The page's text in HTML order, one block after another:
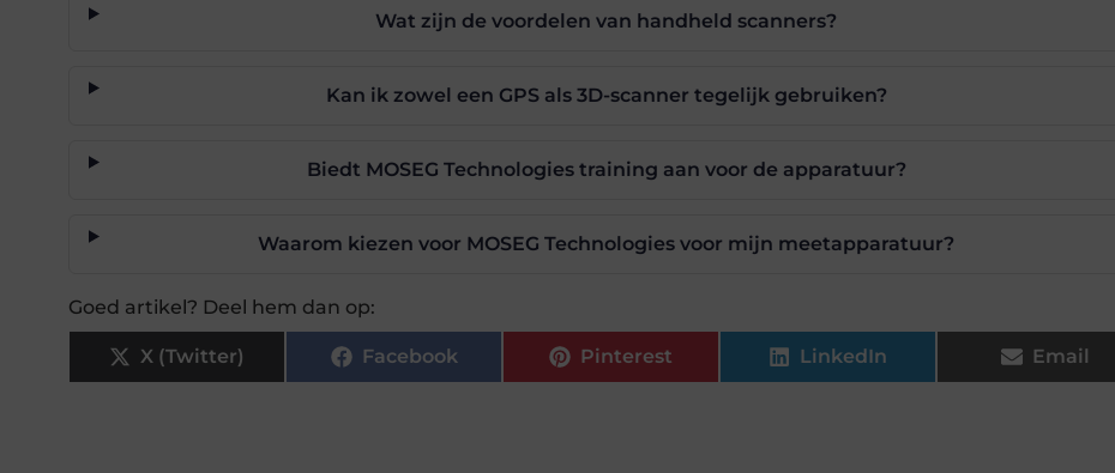
Wat zijn de voordelen van handheld scanners?
Kan ik zowel een GPS als 3D-scanner tegelijk gebruiken?
Biedt MOSEG Technologies training aan voor de apparatuur?
Waarom kiezen voor MOSEG Technologies voor mijn meetapparatuur?
Goed artikel? Deel hem dan op:
X (Twitter) Facebook Pinterest LinkedIn Email